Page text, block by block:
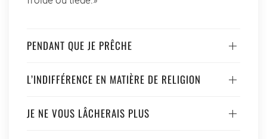
PENDANT QUE JE PRÊCHE
L’INDIFFÉRENCE EN MATIÈRE DE RELIGION
JE NE VOUS LÂCHERAIS PLUS